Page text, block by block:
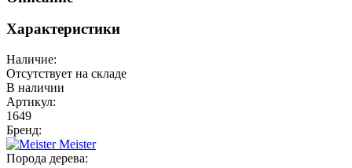
Характеристики
Наличие:
Отсутствует на складе
В наличии
Артикул:
1649
Бренд:
Meister
Порода дерева: